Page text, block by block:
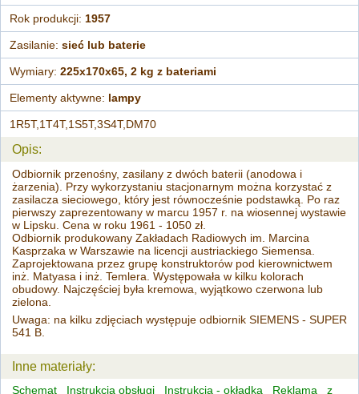
Rok produkcji:1957
Zasilanie:sieć lub baterie
Wymiary:225x170x65, 2 kg z bateriami
Elementy aktywne: lampy
1R5T,1T4T,1S5T,3S4T,DM70
Opis:
Odbiornik przenośny, zasilany z dwóch baterii (anodowa i
żarzenia). Przy wykorzystaniu stacjonarnym można korzystać z
zasilacza sieciowego, który jest równocześnie podstawką. Po raz
pierwszy zaprezentowany w marcu 1957 r. na wiosennej wystawie
w Lipsku. Cena w roku 1961 - 1050 zł.
Odbiornik produkowany Zakładach Radiowych im. Marcina
Kasprzaka w Warszawie na licencji austriackiego Siemensa.
Zaprojektowana przez grupę konstruktorów pod kierownictwem
inż. Matyasa i inż. Temlera. Występowała w kilku kolorach
obudowy. Najczęściej była kremowa, wyjątkowo czerwona lub
zielona.
Uwaga: na kilku zdjęciach występuje odbiornik SIEMENS - SUPER
541 B.
Inne materiały:
Schemat Instrukcja obsługi Instrukcja - okładka Reklama
z